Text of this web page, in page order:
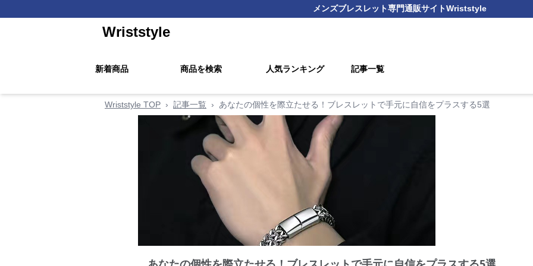
メンズブレスレット専門通販サイトWriststyle
Wriststyle
新着商品 商品を検索 人気ランキング 記事一覧
Wriststyle TOP › 記事一覧 › あなたの個性を際立たせる！ブレスレットで手元に自信をプラスする5選